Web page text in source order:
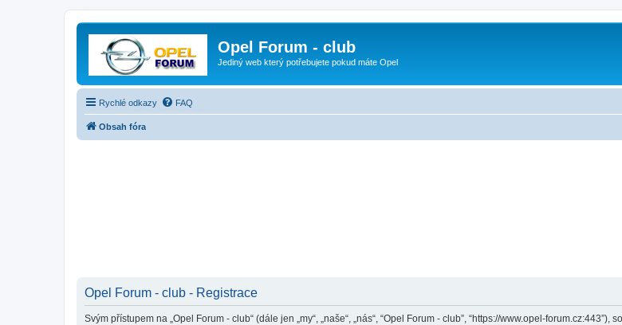
Opel Forum - club
Jediný web který potřebujete pokud máte Opel
Rychlé odkazy FAQ
Obsah fóra
Opel Forum - club - Registrace
Svým přístupem na „Opel Forum - club“ (dále jen „my“, „naše“, „nás“, “Opel Forum - club”, “https://www.opel-